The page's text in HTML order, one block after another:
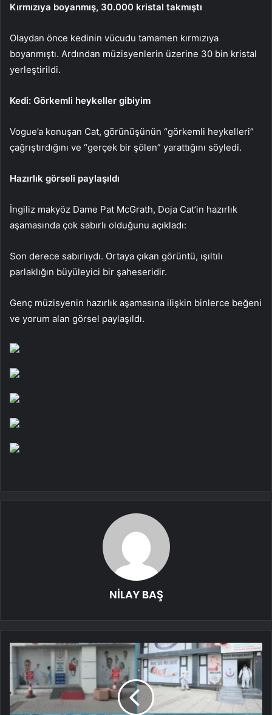
Kırmızıya boyanmış, 30.000 kristal takmıştı
Olaydan önce kedinin vücudu tamamen kırmızıya
boyanmıştı. Ardından müzisyenlerin üzerine 30 bin kristal
yerleştirildi.
Kedi: Görkemli heykeller gibiyim
Vogue’a konuşan Cat, görünüşünün “görkemli heykelleri”
çağrıştırdığını ve “gerçek bir şölen” yarattığını söyledi.
Hazırlık görseli paylaşıldı
İngiliz makyöz Dame Pat McGrath, Doja Cat’in hazırlık
aşamasında çok sabırlı olduğunu açıkladı:
Son derece sabırlıydı. Ortaya çıkan görüntü, ışıltılı
parlaklığın büyüleyici bir şaheseridir.
Genç müzisyenin hazırlık aşamasına ilişkin binlerce beğeni
ve yorum alan görsel paylaşıldı.
NİLAY BAŞ